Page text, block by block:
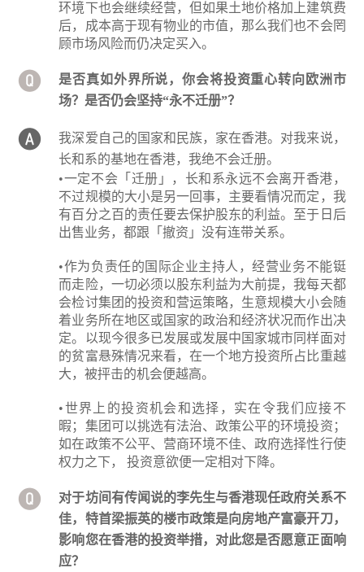
环境下也会继续经营，但如果土地价格加上建筑费
后，成本高于现有物业的市值，那么我们也不会罔
顾市场风险而仍决定买入。
是否真如外界所说，你会将投资重心转向欧洲市
场？是否仍会坚持“永不迁册”？
我深爱自己的国家和民族，家在香港。对我来说，
长和系的基地在香港，我绝不会迁册。
•一定不会「迁册」，长和系永远不会离开香港，
不过规模的大小是另一回事，主要看情况而定，我
有百分之百的责任要去保护股东的利益。至于日后
出售业务，都跟「撤资」没有连带关系。
•作为负责任的国际企业主持人，经营业务不能铤
而走险，一切必须以股东利益为大前提，我每天都
会检讨集团的投资和营运策略，生意规模大小会随
着业务所在地区或国家的政治和经济状况而作出决
定。以现今很多已发展或发展中国家城市同样面对
的贫富悬殊情况来看，在一个地方投资所占比重越
大，被抨击的机会便越高。
•世界上的投资机会和选择，实在令我们应接不
暇；集团可以挑选有法治、政策公平的环境投资；
如在政策不公平、营商环境不佳、政府选择性行使
权力之下， 投资意欲便一定相对下降。
对于坊间有传闻说的李先生与香港现任政府关系不
佳，特首梁振英的楼市政策是向房地产富豪开刀，
影响您在香港的投资举措，对此您是否愿意正面响
应？